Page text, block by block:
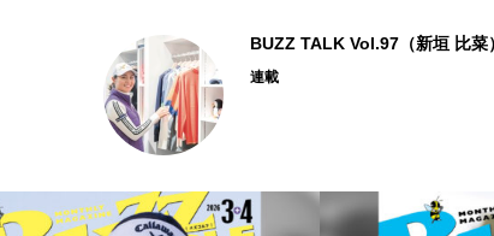
BUZZ TALK Vol.97（新垣 比菜）
連載